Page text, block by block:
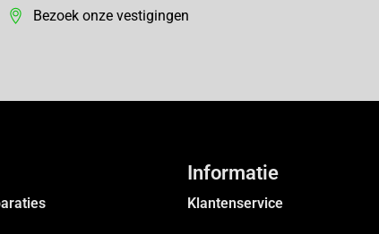
Bezoek onze vestigingen
Informatie
Klantenservice